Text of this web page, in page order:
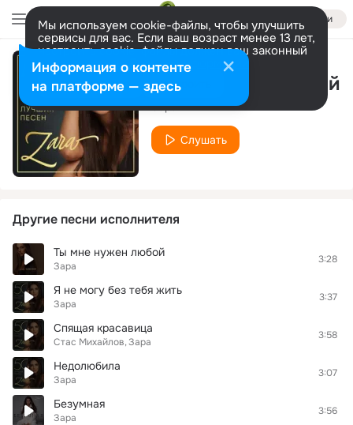
Войти
Мы используем cookie-файлы, чтобы улучшить
сервисы для вас. Если ваш возраст менее 13 лет,
настроить cookie-файлы должен ваш законный
представитель. Больше информации
Разрешить все Настроить
Счастье над землей
Зара
Слушать
Другие песни исполнителя
Ты мне нужен любой
Зара
3:28
Я не могу без тебя жить
Зара
3:37
Спящая красавица
Стас Михайлов Зара
3:58
Недолюбила
Зара
3:07
Безумная
Зара
3:56
Информация о контенте
на платформе — здесь